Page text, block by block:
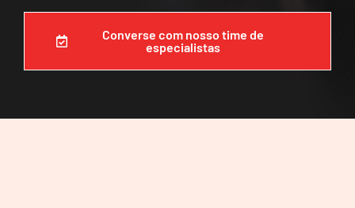
Converse com nosso time de
especialistas